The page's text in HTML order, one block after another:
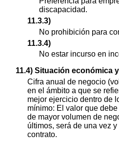
discapacidad.
11.3.3)
No prohibición para
11.3.4)
No estar incurso en
11.4) Situación económica
Cifra anual de negocio
en el ámbito a que se
mejor ejercicio dentro de
mínimo: El valor que
de mayor volumen de
últimos, será de una vez
contrato.